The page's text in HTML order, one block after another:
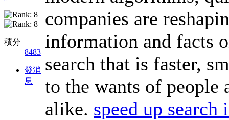
積分
8483
發消
息
companies are
information and facts
search that is faster,
to the wants of people
alike. speed up search